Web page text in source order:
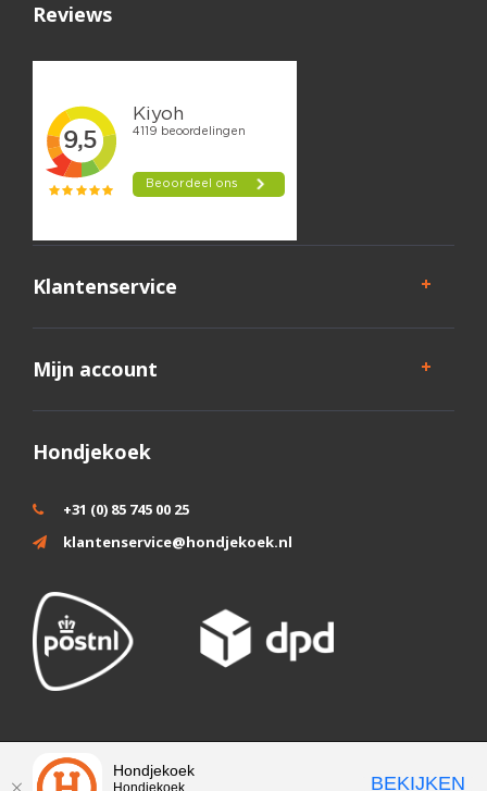
Reviews
Klantenservice
Mijn account
Hondjekoek
+31 (0) 85 745 00 25
klantenservice@hondjekoek.nl
Wij slaan cookies op om onze website te verbeteren. Is dat akkoord?
Hondjekoek
Hondjekoek BEKIJKEN